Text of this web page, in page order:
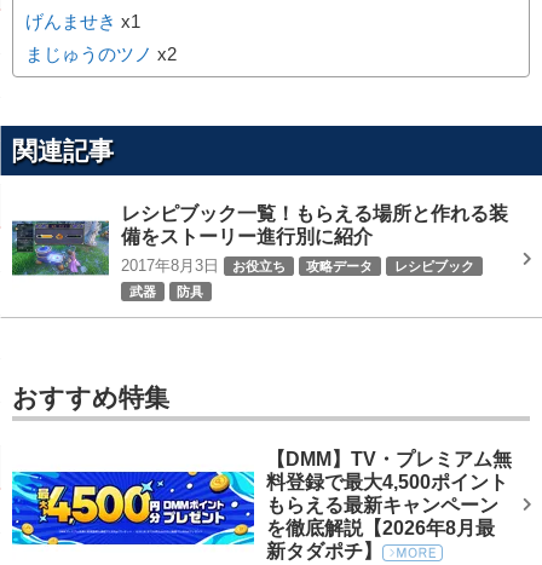
げんませき x1
まじゅうのツノ x2
関連記事
レシピブック一覧！もらえる場所と作れる装
備をストーリー進行別に紹介
2017年8月3日 お役立ち 攻略データ
レシピブック
武器
防具
おすすめ特集
【DMM】TV・プレミアム無
料登録で最大4,500ポイント
もらえる最新キャンペーン
を徹底解説【2026年8月最
新タダポチ】